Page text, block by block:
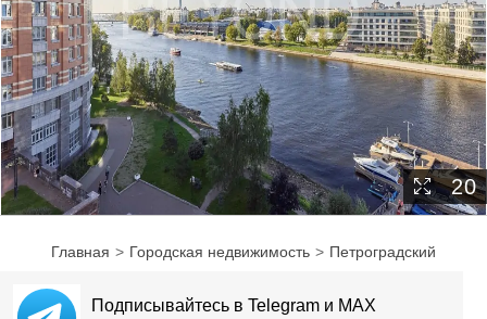
20
Главная Городская недвижимость
Петроградский
Подписывайтесь в Telegram и MAX